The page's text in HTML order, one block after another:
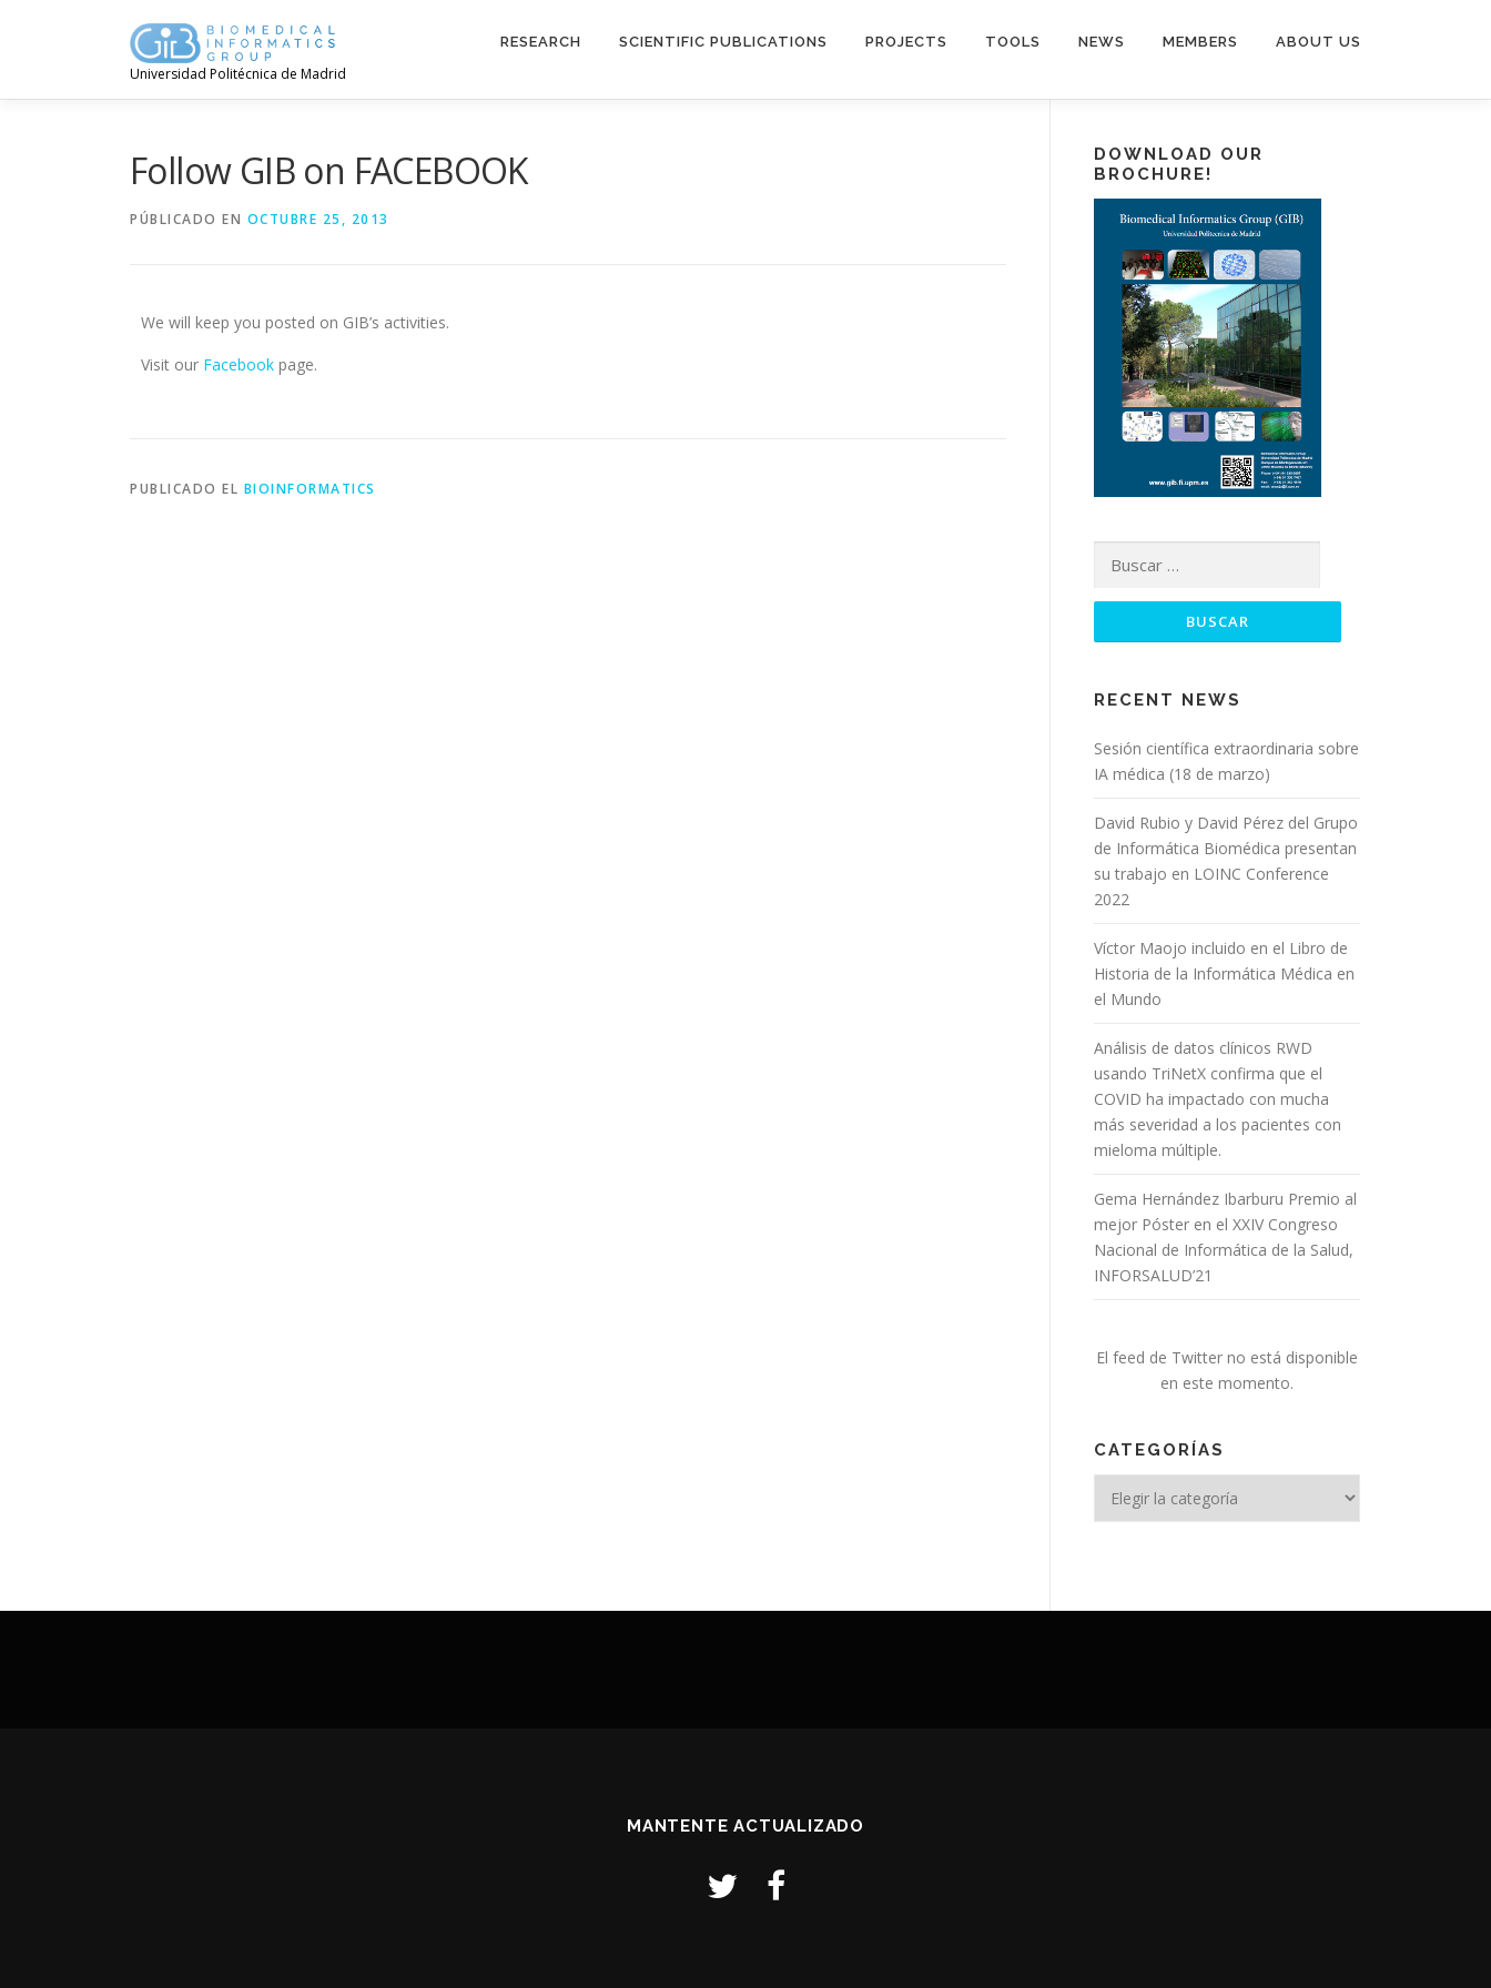
Universidad Politécnica de Madrid
RESEARCH SCIENTIFIC PUBLICATIONS PROJECTS TOOLS NEWS MEMBERS ABOUT US
Follow GIB on FACEBOOK
PÚBLICADO EN OCTUBRE 25, 2013
We will keep you posted on GIB’s activities.
Visit our Facebook page.
PUBLICADO EL BIOINFORMATICS
DOWNLOAD OUR
BROCHURE!
RECENT NEWS
Sesión científica extraordinaria sobre
IA médica (18 de marzo)
David Rubio y David Pérez del Grupo
de Informática Biomédica presentan
su trabajo en LOINC Conference
2022
Víctor Maojo incluido en el Libro de
Historia de la Informática Médica en
el Mundo
Análisis de datos clínicos RWD
usando TriNetX confirma que el
COVID ha impactado con mucha
más severidad a los pacientes con
mieloma múltiple.
Gema Hernández Ibarburu Premio al
mejor Póster en el XXIV Congreso
Nacional de Informática de la Salud,
INFORSALUD’21
El feed de Twitter no está disponible
en este momento.
CATEGORÍAS
MANTENTE ACTUALIZADO